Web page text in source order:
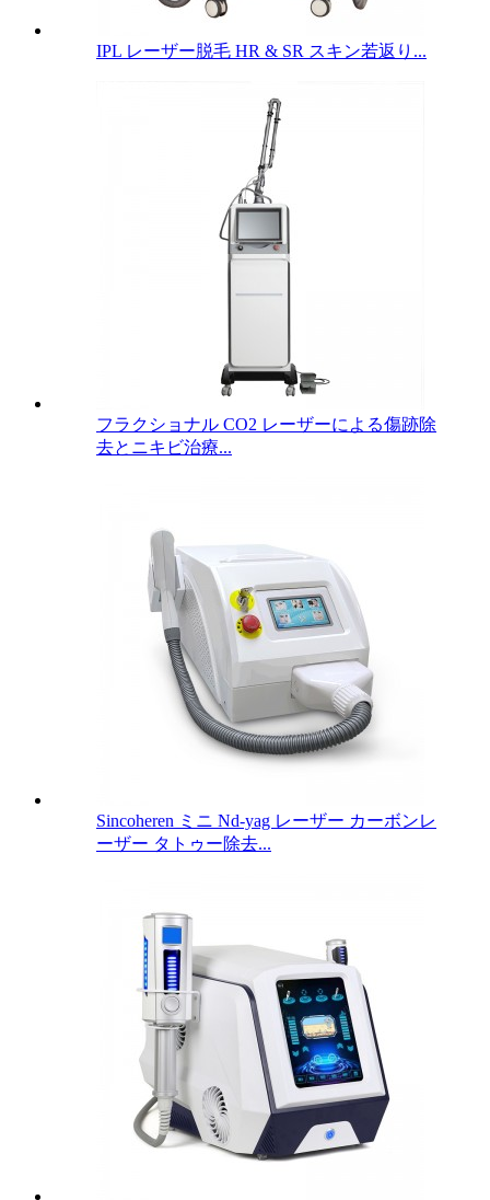
IPL レーザー脱毛 HR & SR スキン若返り...
フラクショナル CO2 レーザーによる傷跡除
去とニキビ治療...
Sincoheren ミニ Nd-yag レーザー カーボンレ
ーザー タトゥー除去...